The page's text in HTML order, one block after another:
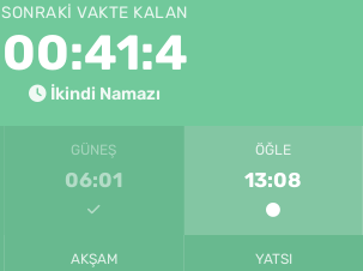
SONRAKI VAKTE KALAN
00:41:4
İkindi Namazı
GÜNEŞ
06:01
ÖĞLE
13:08
AKŞAM YATSI